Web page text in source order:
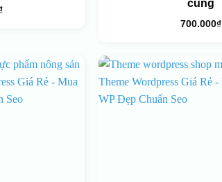
cúng
700.000₫